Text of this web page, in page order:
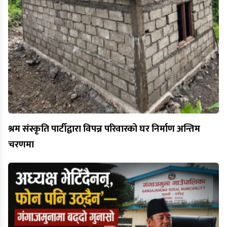
श्रम संस्कृति पार्टीद्वारा विपन्न परिवारको घर निर्माण अन्तिम
चरणमा